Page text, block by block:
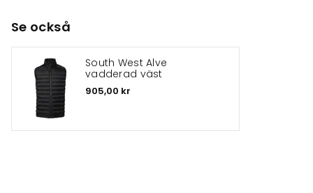
Se också
South West Alve
vadderad väst
905,00 kr